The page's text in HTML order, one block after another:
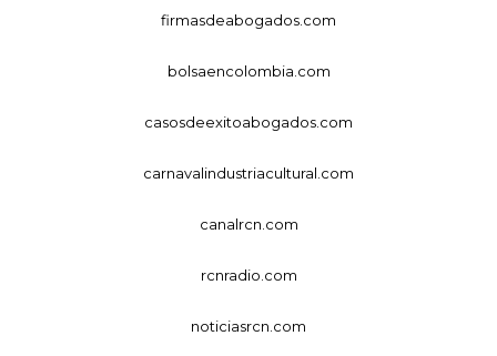
firmasdeabogados.com
bolsaencolombia.com
casosdeexitoabogados.com
carnavalindustriacultural.com
canalrcn.com
rcnradio.com
noticiasrcn.com